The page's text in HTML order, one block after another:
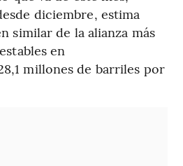
diciembre, estima
similar de la alianza más
en
millones de barriles por